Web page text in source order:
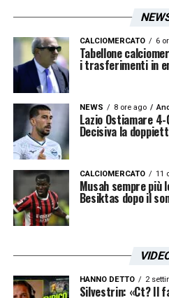
con Nicola può mettere
nerazzurri in questo
LA PLAYLIST DELLE
CALCIOMERCATO 6
Tabellone
i trasferimenti in
NEWS 8 ore ago
Lazio Ostiamare
Decisiva la
CALCIOMERCATO 11
Musah sempre più
Besiktas dopo il
HANNO DETTO 2
Silvestrin: «Ct? Il